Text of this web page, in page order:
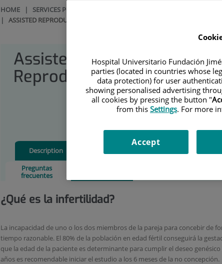
HOME | SERVICES PORTFOLIO
| ASSISTED REPRODUCTION
Assisted
Reproduction
090 05
53 99
E-mail:
Description
tratamientos
Preguntas
frecuentes
¿Qué es la infertilidad?
La incapacidad de uno o los dos miembros de la pareja para concebir de
tiempo razonable. El 80% de la población en edad fértil conseguirá la
que la edad de la paciente es determinante para cumplir el deseo
años es recomendable iniciar el estudio a los 6 meses de la no concepción.
Hospital Universitario Fundación
parties (located in countries whose
data protection) for user
showing personalised advertising
all cookies by pressing the button "
from this Settings. For more
Accept